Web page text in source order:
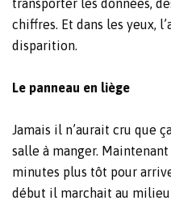
transporter les données,
chiffres. Et dans les yeux,
disparition.
Le panneau en liège
Jamais il n’aurait cru que
salle à manger.
minutes plus tôt pour
début il marchait au